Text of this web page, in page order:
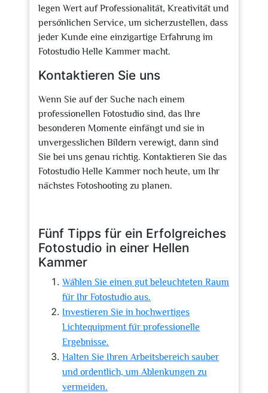
legen Wert auf Professionalität, Kreativität und
persönlichen Service, um sicherzustellen, dass
jeder Kunde eine einzigartige Erfahrung im
Fotostudio Helle Kammer macht.
Kontaktieren Sie uns
Wenn Sie auf der Suche nach einem
professionellen Fotostudio sind, das Ihre
besonderen Momente einfängt und sie in
unvergesslichen Bildern verewigt, dann sind
Sie bei uns genau richtig. Kontaktieren Sie das
Fotostudio Helle Kammer noch heute, um Ihr
nächstes Fotoshooting zu planen.
Fünf Tipps für ein Erfolgreiches
Fotostudio in einer Hellen
Kammer
Wählen Sie einen gut beleuchteten Raum
für Ihr Fotostudio aus.
Investieren Sie in hochwertiges
Lichtequipment für professionelle
Ergebnisse.
Halten Sie Ihren Arbeitsbereich sauber
und ordentlich, um Ablenkungen zu
vermeiden.